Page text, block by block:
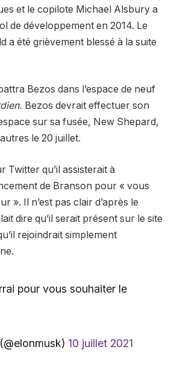
et le copilote Michael Alsbury a
de développement en 2014. Le
a été grièvement blessé à la suite
Bezos dans l’espace de neuf
Bezos devrait effectuer son
sur sa fusée, New Shepard,
le 20 juillet.
Twitter qu’il assisterait à
de Branson pour « vous
». Il n’est pas clair d’après le
dire qu’il serait présent sur le site
rejoindrait simplement
pour vous souhaiter le
10 juillet 2021